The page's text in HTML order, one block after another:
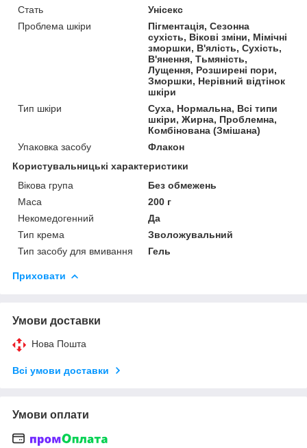
Стать
Унісекс
Проблема шкіри
Пігментація, Сезонна
сухість, Вікові зміни, Мімічні
зморшки, В'ялість, Сухість,
В'янення, Тьмяність,
Лущення, Розширені пори,
Зморшки, Нерівний відтінок
шкіри
Тип шкіри
Суха, Нормальна, Всі типи
шкіри, Жирна, Проблемна,
Комбінована (Змішана)
Упаковка засобу
Флакон
Користувальницькі характеристики
Вікова група
Без обмежень
Маса
200 г
Некомедогенний
Да
Тип крема
Зволожувальний
Тип засобу для вмивання
Гель
Приховати
Умови доставки
Нова Пошта
Всі умови доставки
Умови оплати